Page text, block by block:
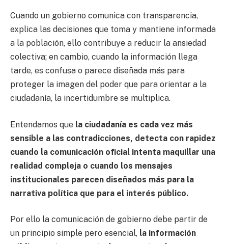
Cuando un gobierno comunica con transparencia,
explica las decisiones que toma y mantiene informada
a la población, ello contribuye a reducir la ansiedad
colectiva; en cambio, cuando la información llega
tarde, es confusa o parece diseñada más para
proteger la imagen del poder que para orientar a la
ciudadanía, la incertidumbre se multiplica.
Entendamos que la ciudadanía es cada vez más
sensible a las contradicciones, detecta con rapidez
cuando la comunicación oficial intenta maquillar una
realidad compleja o cuando los mensajes
institucionales parecen diseñados más para la
narrativa política que para el interés público.
Por ello la comunicación de gobierno debe partir de
un principio simple pero esencial, la información